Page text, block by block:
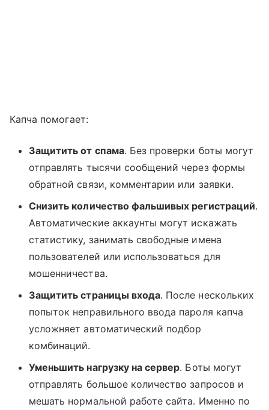
Капча помогает:
Защитить от спама. Без проверки боты могут
отправлять тысячи сообщений через формы
обратной связи, комментарии или заявки.
Снизить количество фальшивых регистраций.
Автоматические аккаунты могут искажать
статистику, занимать свободные имена
пользователей или использоваться для
мошенничества.
Защитить страницы входа. После нескольких
попыток неправильного ввода пароля капча
усложняет автоматический подбор
комбинаций.
Уменьшить нагрузку на сервер. Боты могут
отправлять большое количество запросов и
мешать нормальной работе сайта. Именно по